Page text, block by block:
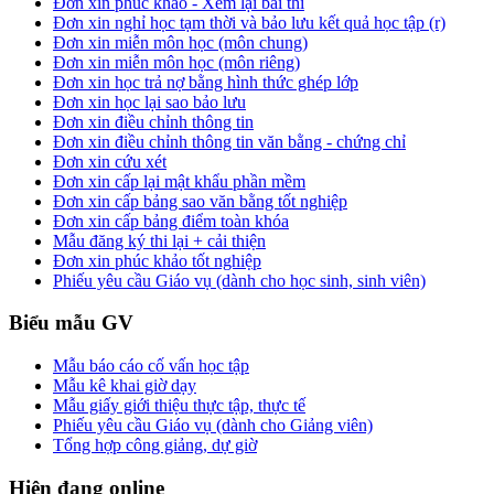
Đơn xin nghỉ học tạm thời và bảo lưu kết quả học tập (r)
Đơn xin miễn môn học (môn chung)
Đơn xin miễn môn học (môn riêng)
Đơn xin học trả nợ bằng hình thức ghép lớp
Đơn xin học lại sao bảo lưu
Đơn xin điều chỉnh thông tin
Đơn xin điều chỉnh thông tin văn bằng - chứng chỉ
Đơn xin cứu xét
Đơn xin cấp lại mật khẩu phần mềm
Đơn xin cấp bảng sao văn bằng tốt nghiệp
Đơn xin cấp bảng điểm toàn khóa
Mẫu đăng ký thi lại + cải thiện
Đơn xin phúc khảo tốt nghiệp
Phiếu yêu cầu Giáo vụ (dành cho học sinh, sinh viên)
Biểu mẫu GV
Mẫu báo cáo cố vấn học tập
Mẫu kê khai giờ dạy
Mẫu giấy giới thiệu thực tập, thực tế
Phiếu yêu cầu Giáo vụ (dành cho Giảng viên)
Tổng hợp công giảng, dự giờ
Hiện đang online